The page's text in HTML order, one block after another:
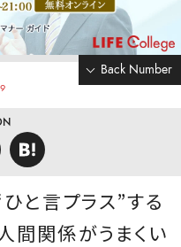
Back Number
と言プラス”する
間関係がうまくい